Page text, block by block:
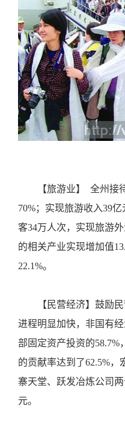
【旅游业】
全州接
70%；实现旅游收入39
客34万人次，实现旅游
的相关产业实现增加值
22.1%。
【民营经济】 鼓励
进程明显加快，非国有
部固定资产投资的58.7%
的贡献率达到了62.5%，
寨天堂、跃发冶炼公司
元。